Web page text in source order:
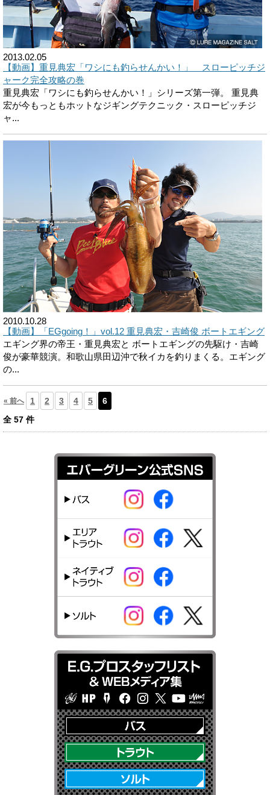
2013.02.05
【動画】重見典宏「ワシにも釣らせんかい！」 スローピッチジ
ャーク完全攻略の巻
重見典宏「ワシにも釣らせんかい！」シリーズ第一弾。 重見典
宏が今もっともホットなジギングテクニック・スローピッチジ
ャ...
2010.10.28
【動画】「EGgoing！」vol.12 重見典宏・吉崎俊 ボートエギング
エギング界の帝王・重見典宏と ボートエギングの先駆け・吉崎
俊が豪華競演。和歌山県田辺沖で秋イカを釣りまくる。エギング
の...
« 前へ 1 2 3 4 5
6
全 57 件